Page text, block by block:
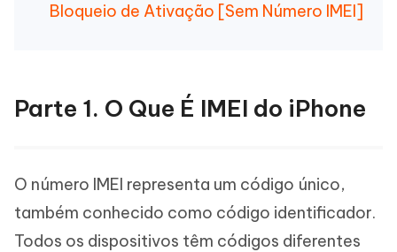
Bloqueio de Ativação [Sem Número IMEI]
Parte 1. O Que É IMEI do iPhone
O número IMEI representa um código único,
também conhecido como código identificador.
Todos os dispositivos têm códigos diferentes